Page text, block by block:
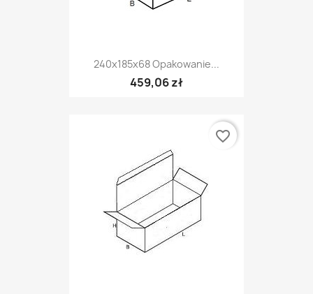
240x185x68 Opakowanie...
459,06 zł
favorite_border